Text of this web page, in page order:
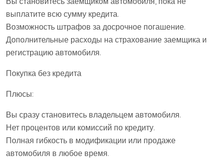
выплатите всю сумму кредита.
Возможность штрафов за досрочное погашение.
Дополнительные расходы на страхование заемщика и
регистрацию автомобиля.
Покупка без кредита
Плюсы:
Вы сразу становитесь владельцем автомобиля.
Нет процентов или комиссий по кредиту.
Полная гибкость в модификации или продаже
автомобиля в любое время.